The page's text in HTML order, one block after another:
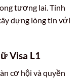
tương lai. Tính
dựng lòng tin với
Visa L1
cơ hội và quyền